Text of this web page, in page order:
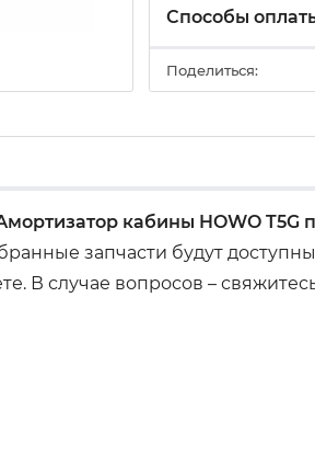
Способы
Поделиться:
кабины HOWO T5G
запчасти будут
В случае вопросов –